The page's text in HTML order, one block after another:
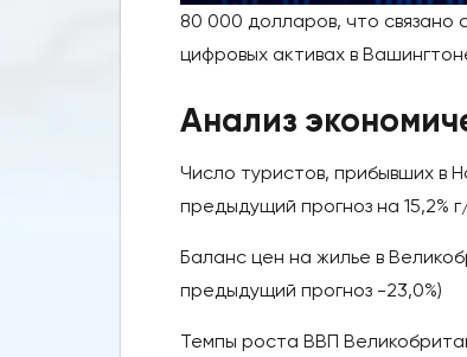
80 000 долларов, что связано
цифровых активах в
Анализ
Число туристов, прибывших в
предыдущий прогноз на 15,2%
Баланс цен на жилье в
предыдущий прогноз -23,0%)
Темпы роста ВВП